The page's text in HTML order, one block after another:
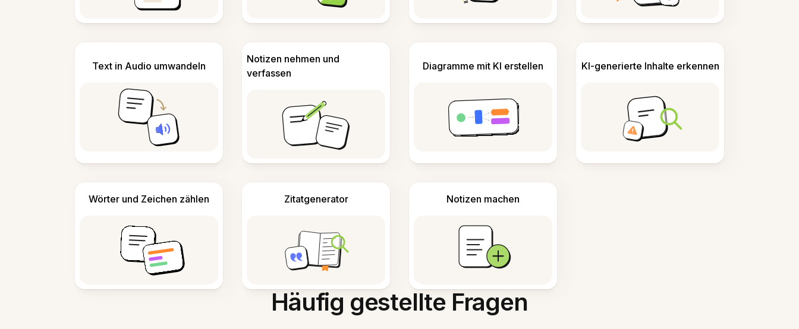
Text in Audio umwandeln
Notizen nehmen und
verfassen
Diagramme mit KI erstellen KI-generierte Inhalte erkennen
Wörter und Zeichen zählen Zitatgenerator Notizen machen
Häufig gestellte Fragen